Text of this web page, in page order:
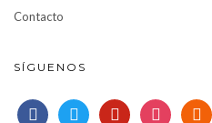
Contacto
SÍGUENOS
facebooktwitter pinterestinstagramrss